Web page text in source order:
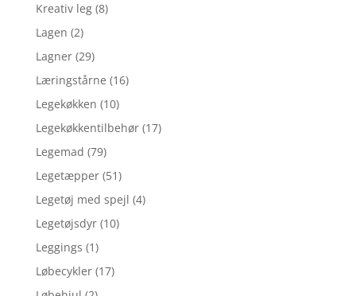
Kreativ leg (8)
Lagen (2)
Lagner (29)
Læringstårne (16)
Legekøkken (10)
Legekøkkentilbehør (17)
Legemad (79)
Legetæpper (51)
Legetøj med spejl (4)
Legetøjsdyr (10)
Leggings (1)
Løbecykler (17)